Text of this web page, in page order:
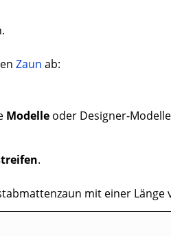
Zaun ab:
Modelle oder Designer-
.
mit einer Länge